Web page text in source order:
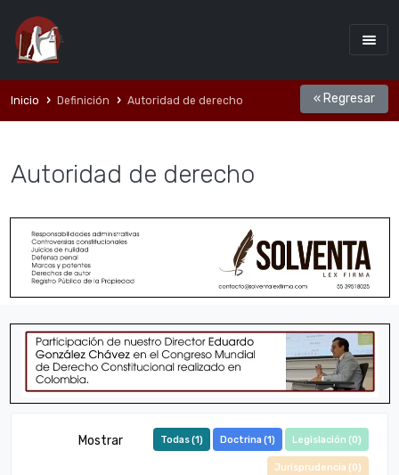
Inicio Definición Autoridad de derecho « Regresar
Autoridad de derecho
Mostrar Todas (1) Doctrina (1) Legislación (0)
Jurisprudencia (0)